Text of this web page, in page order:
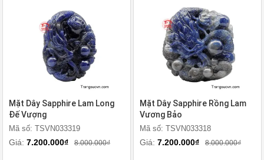
Mặt Dây Sapphire Lam Long
Đế Vượng
Mã số: TSVN033319
Giá: 7.200.000₫ 8.000.000₫
Mặt Dây Sapphire Rồng Lam
Vương Bảo
Mã số: TSVN033318
Giá: 7.200.000₫ 8.000.000₫